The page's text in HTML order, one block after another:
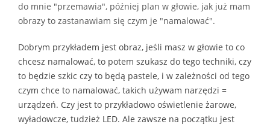
do mnie "przemawia", później plan w głowie, jak już mam
obrazy to zastanawiam się czym je "namalować".
Dobrym przykładem jest obraz, jeśli masz w głowie to co
chcesz namalować, to potem szukasz do tego techniki, czy
to będzie szkic czy to będą pastele, i w zależności od tego
czym chce to namalować, takich używam narzędzi =
urządzeń. Czy jest to przykładowo oświetlenie żarowe,
wyładowcze, tudzież LED. Ale zawsze na początku jest